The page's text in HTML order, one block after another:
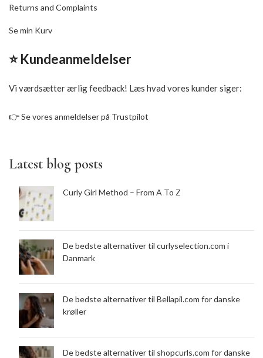
Returns and Complaints
Se min Kurv
⭐ Kundeanmeldelser
Vi værdsætter ærlig feedback! Læs hvad vores kunder siger:
👉Se vores anmeldelser på Trustpilot
Latest blog posts
Curly Girl Method – From A To Z
De bedste alternativer til curlyselection.com i
Danmark
De bedste alternativer til Bellapil.com for danske
krøller
De bedste alternativer til shopcurls.com for danske